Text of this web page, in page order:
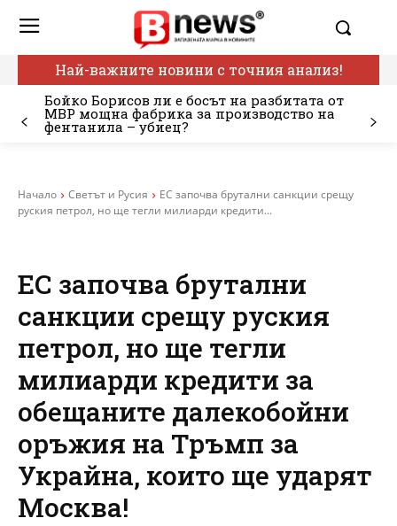
Най-важните новини с точния анализ!
Бойко Борисов ли е босът на разбитата от
МВР мощна фабрика за производство на
фентанила – убиец?
Начало Светът и Русия
ЕС започва брутални санкции срещу
руския петрол, но ще тегли милиарди кредити...
ЕС започва брутални
санкции срещу руския
петрол, но ще тегли
милиарди кредити за
обещаните далекобойни
оръжия на Тръмп за
Украйна, които ще ударят
Москва!